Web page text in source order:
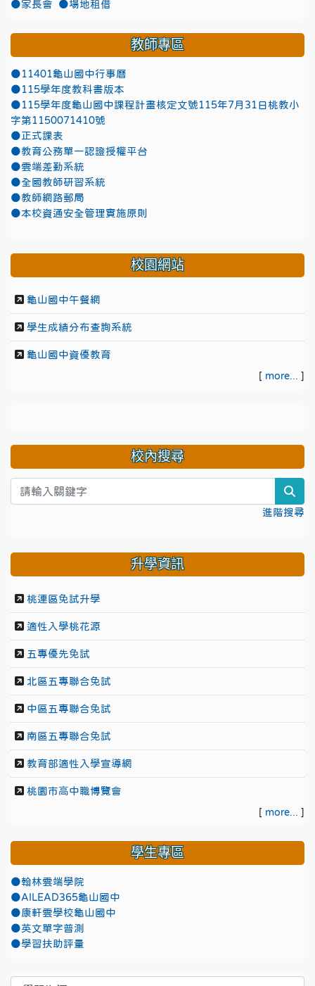
●家長會
●場地租借
教師專區
●11401龜山國中行事曆
●115學年度教科書版本
●115學年度龜山國中課程計畫核定文號115年7月31日桃教小
字第1150071410號
●正式課表
●教育公務單一認證授權平台
●雲端差勤系統
●全國教師研習系統
●教師網路郵局
●本校資通安全管理實施原則
校園網站
龜山國中午餐網
學生成績分布查詢系統
龜山國中資優教育
[ more... ]
校內搜尋
進階搜尋
升學資訊
桃連區免試升學
適性入學桃花源
五專優先免試
北區五專聯合免試
中區五專聯合免試
南區五專聯合免試
教育部適性入學宣導網
桃園市高中職博覽會
[ more... ]
學生專區
●翰林雲端學院
●AILEAD365龜山國中
●康軒雲學校龜山國中
●英文單字普測
●學習扶助評量